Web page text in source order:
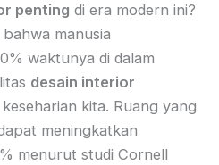
penting di era modern ini?
manusia
waktunya di dalam
desain interior
kita. Ruang yang
meningkatkan
menurut studi Cornell